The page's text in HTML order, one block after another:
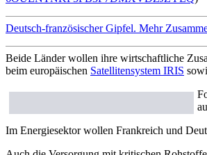
Deutsch-französischer Gipfel. Mehr
Beide Länder wollen ihre wirtschaftliche
beim europäischen Satellitensystem IRIS
Im Energiesektor wollen Frankreich und